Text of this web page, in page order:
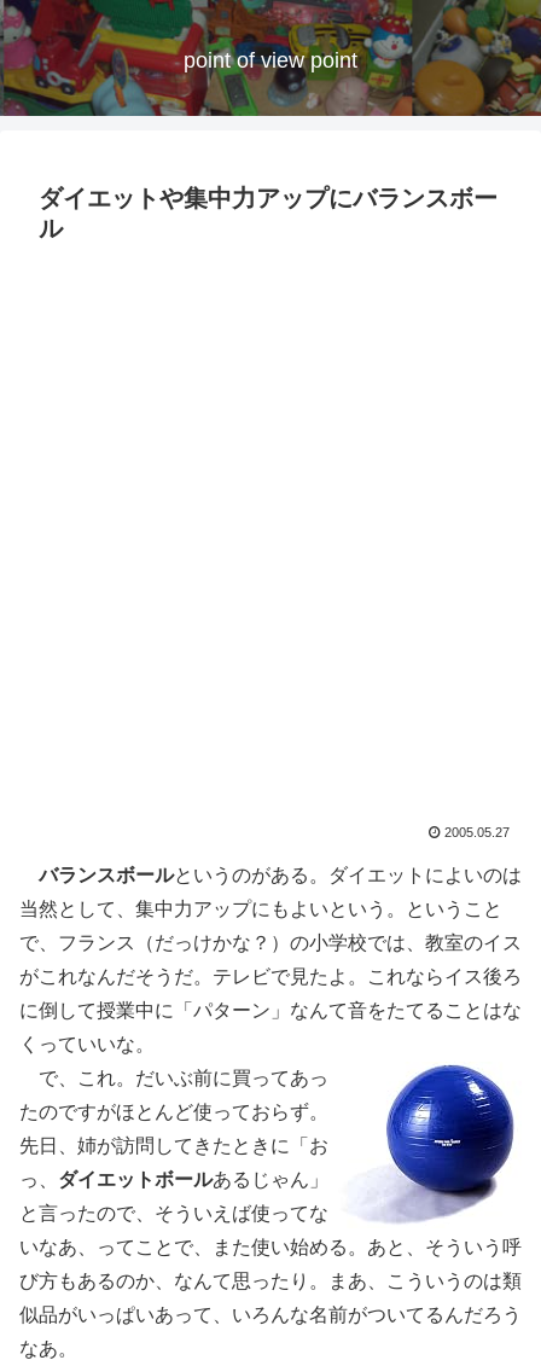
point of view point
ダイエットや集中力アップにバランスボー
ル
2005.05.27
バランスボールというのがある。ダイエットによいのは
当然として、集中力アップにもよいという。ということ
で、フランス（だっけかな？）の小学校では、教室のイス
がこれなんだそうだ。テレビで見たよ。これならイス後ろ
に倒して授業中に「パターン」なんて音をたてることはな
くっていいな。
で、これ。だいぶ前に買ってあっ
たのですがほとんど使っておらず。
先日、姉が訪問してきたときに「お
っ、 ダイエットボールあるじゃん」
と言ったので、そういえば使ってな
いなあ、ってことで、また使い始める。あと、そういう呼
び方もあるのか、なんて思ったり。まあ、こういうのは類
似品がいっぱいあって、いろんな名前がついてるんだろう
なあ。